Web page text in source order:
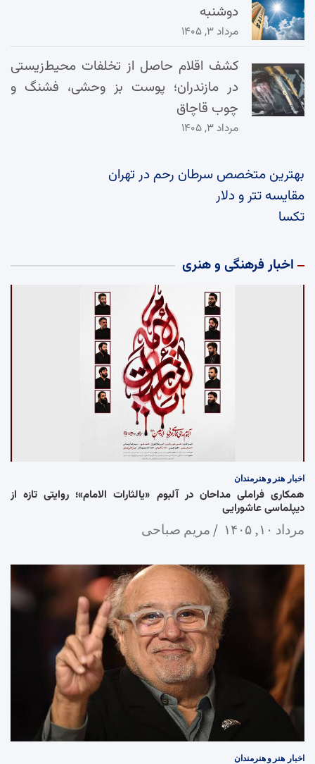
دوشنبه
مرداد ۳, ۱۴۰۵
کشف اقلام حاصل از تخلفات محیط‌زیستی
در مازندران؛ پوست بز وحشی، فشنگ و
چوب قاچاق
مرداد ۳, ۱۴۰۵
بهترین متخصص سرطان رحم در تهران
مقایسه تتر و دلار
تکسا
اخبار فرهنگی و هنری
اخبار هنر و هنرمندان
همکاری فراملی مداحان در آلبوم «یالثارات الامام»؛ روایتی تازه از
دیپلماسی عاشورایی
مرداد ۱۰, ۱۴۰۵ مریم صباحی
اخبار هنر و هنرمندان